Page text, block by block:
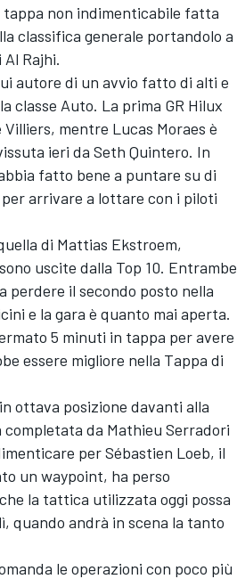
tappa non indimenticabile fatta
classifica generale portandolo a
Rajhi.
autore di un avvio fatto di alti e
classe Auto. La prima GR Hilux
mentre Lucas Moraes è
ieri da Seth Quintero. In
fatto bene a puntare su di
arrivare a lottare con i piloti
di Mattias Ekstroem,
uscite dalla Top 10. Entrambe
perdere il secondo posto nella
e la gara è quanto mai aperta.
5 minuti in tappa per avere
essere migliore nella Tappa di
ottava posizione davanti alla
completata da Mathieu Serradori
per Sébastien Loeb, il
un waypoint, ha perso
la tattica utilizzata oggi possa
quando andrà in scena la tanto
le operazioni con poco più